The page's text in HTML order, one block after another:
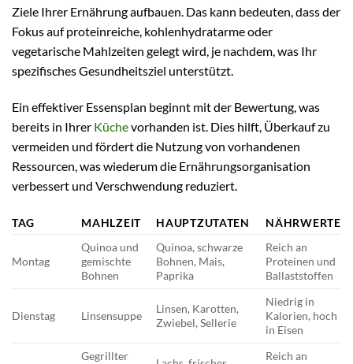
Ziele Ihrer Ernährung aufbauen. Das kann bedeuten, dass der
Fokus auf proteinreiche, kohlenhydratarme oder
vegetarische Mahlzeiten gelegt wird, je nachdem, was Ihr
spezifisches Gesundheitsziel unterstützt.
Ein effektiver Essensplan beginnt mit der Bewertung, was
bereits in Ihrer Küchevorhanden ist. Dies hilft, Überkauf zu
vermeiden und fördert die Nutzung von vorhandenen
Ressourcen, was wiederum die Ernährungsorganisation
verbessert und Verschwendung reduziert.
TAG MAHLZEIT HAUPTZUTATEN NÄHRWERTE
Montag
Quinoa und
gemischte
Bohnen
Quinoa, schwarze
Bohnen, Mais,
Paprika
Reich an
Proteinen und
Ballaststoffen
Dienstag Linsensuppe
Linsen, Karotten,
Zwiebel, Sellerie
Niedrig in
Kalorien, hoch
in Eisen
Gegrillter
Reich an